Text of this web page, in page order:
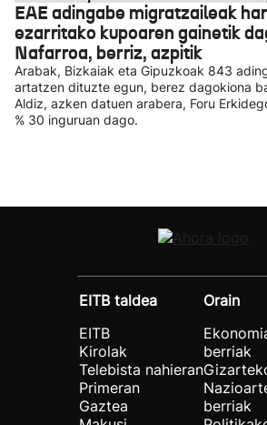
EAE adingabe migratzaileak
ezarritako kupoaren gainetik
Nafarroa, berriz, azpitik
Arabak, Bizkaiak eta Gipuzkoak 843
artatzen dituzte egun, berez dagokiona
Aldiz, azken datuen arabera, Foru
% 30 inguruan dago.
EITB taldea
EITB
Kirolak
Telebista nahieran
Primeran
Gaztea
Orain
berriak
berriak